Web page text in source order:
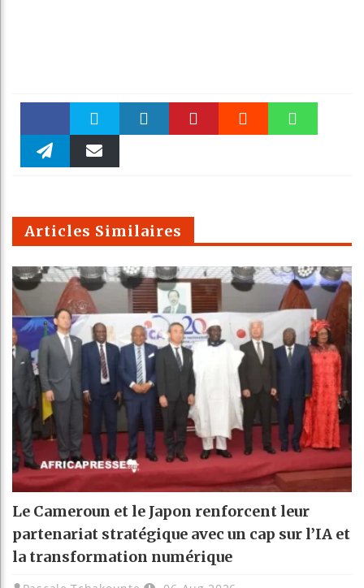
Faceboo Twitter
m
Articles Similaires
Le Cameroun et le Japon renforcent leur
partenariat stratégique avec un cap sur l’IA et
la transformation numérique